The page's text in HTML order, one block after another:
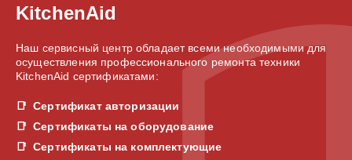
KitchenAid
Наш сервисный центр обладает всеми необходимыми для
осуществления профессионального ремонта техники
KitchenAid сертификатами:
Сертификат авторизации
Сертификаты на оборудование
Сертификаты на комплектующие